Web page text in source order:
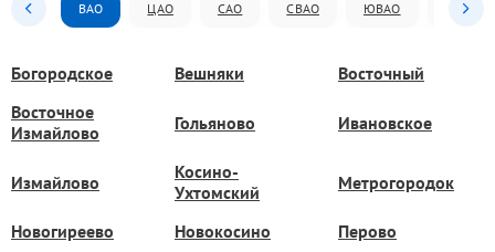
ВАО ЦАО САО СВАО ЮВАО ЮАО
Богородское Вешняки
Восточный
Восточное
Измайлово
Гольяново Ивановское
Измайлово
Косино-
Ухтомский
Метрогородок
Новогиреево Новокосино Перово